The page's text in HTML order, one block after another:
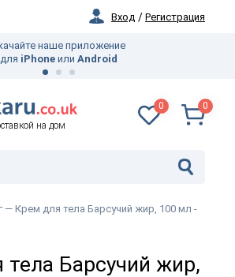
Вход / Регистрация
наше приложение
для iPhone или Android
на дом
0 0
— Крем для тела Барсучий жир, 100 мл -
тела Барсучий жир,